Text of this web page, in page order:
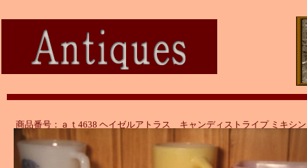
商品番号：ａｔ4638 ヘイゼルアトラス キャンディストライプ ミキシ